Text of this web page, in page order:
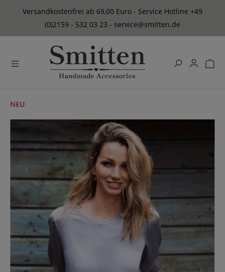
springen
Versandkostenfrei ab 69,00 Euro - Service Hotline +49
(0)2159 - 532 03 23 - service@smitten.de
NEU
Bildergalerie überspringen